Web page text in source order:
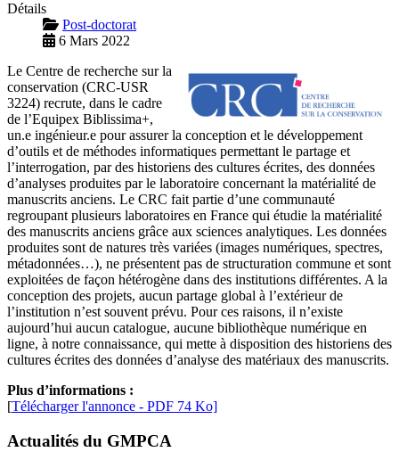
Détails
Post-doctorat
6 Mars 2022
Le Centre de recherche sur la
conservation (CRC-USR
3224) recrute, dans le cadre
de l’Equipex Biblissima+,
un.e ingénieur.e pour assurer la conception et le développement
d’outils et de méthodes informatiques permettant le partage et
l’interrogation, par des historiens des cultures écrites, des données
d’analyses produites par le laboratoire concernant la matérialité de
manuscrits anciens. Le CRC fait partie d’une communauté
regroupant plusieurs laboratoires en France qui étudie la matérialité
des manuscrits anciens grâce aux sciences analytiques. Les données
produites sont de natures très variées (images numériques, spectres,
métadonnées…), ne présentent pas de structuration commune et sont
exploitées de façon hétérogène dans des institutions différentes. A la
conception des projets, aucun partage global à l’extérieur de
l’institution n’est souvent prévu. Pour ces raisons, il n’existe
aujourd’hui aucun catalogue, aucune bibliothèque numérique en
ligne, à notre connaissance, qui mette à disposition des historiens des
cultures écrites des données d’analyse des matériaux des manuscrits.
Plus d’informations :
[Télécharger l'annonce - PDF 74 Ko]
Actualités du GMPCA